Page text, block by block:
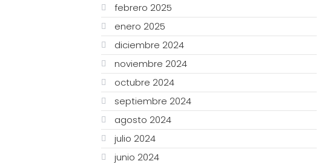
febrero 2025
enero 2025
diciembre 2024
noviembre 2024
octubre 2024
septiembre 2024
agosto 2024
julio 2024
junio 2024